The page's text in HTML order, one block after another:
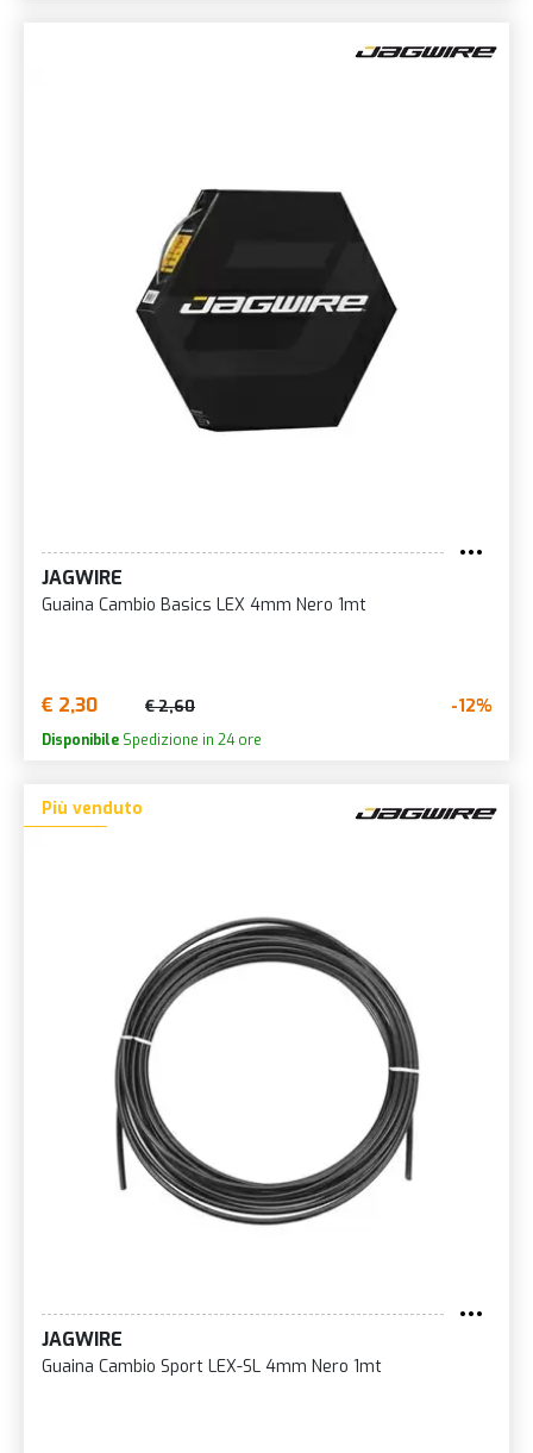
JAGWIRE
Guaina Cambio Basics LEX 4mm Nero 1mt
€ 2,30 € 2,60 -12%
Disponibile Spedizione in 24 ore
Più venduto
JAGWIRE
Guaina Cambio Sport LEX-SL 4mm Nero 1mt